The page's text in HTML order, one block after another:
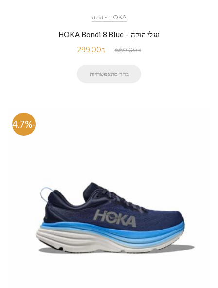
HOKA - הוקה
נעלי הוקה – HOKA Bondi 8 Blue
660.00₪
299.00₪
בחר מהאפשרויות
-54.7%